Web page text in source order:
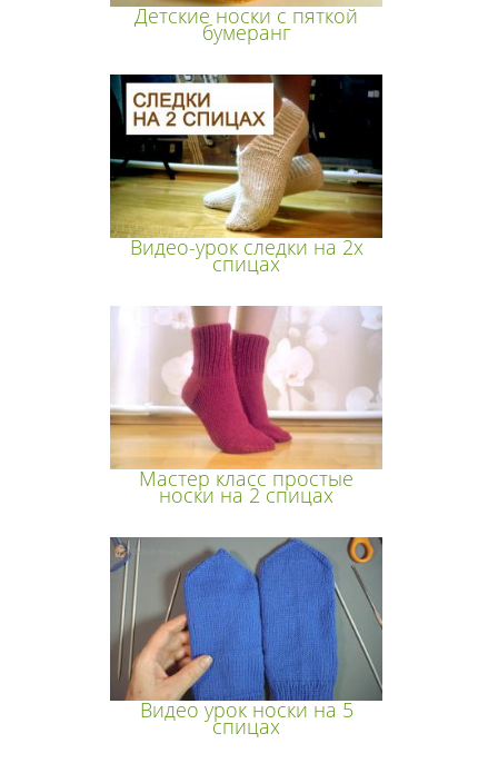
Детские носки с пяткой
бумеранг
Видео-урок следки на 2х
спицах
Мастер класс простые
носки на 2 спицах
Видео урок носки на 5
спицах